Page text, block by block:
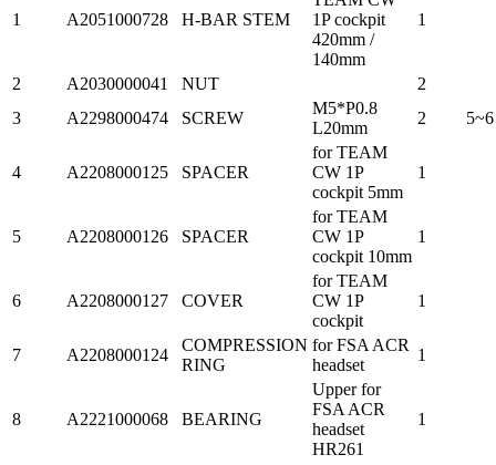
1 A2051000728 H-BAR STEM
1P cockpit
420mm /
140mm
1
2 A2030000041 NUT
2
3
A2298000474 SCREW
M5*P0.8
L20mm
2 5~6
4 A2208000125 SPACER
for TEAM
CW 1P
cockpit 5mm
1
5 A2208000126 SPACER
for TEAM
CW 1P
cockpit 10mm
1
6 A2208000127 COVER
for TEAM
CW 1P
cockpit
1
7 A2208000124
COMPRESSION
RING
for FSA ACR
headset
1
8 A2221000068 BEARING
Upper for
FSA ACR
headset
HR261
1